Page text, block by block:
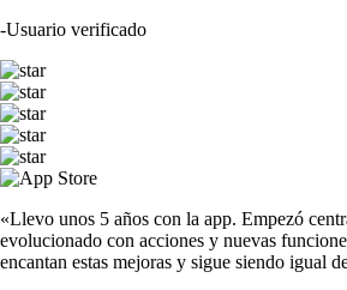
-Usuario verificado
«Llevo unos 5 años con la app. Empezó
evolucionado con acciones y nuevas
encantan estas mejoras y sigue siendo igual